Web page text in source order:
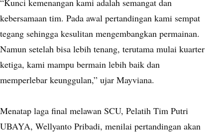
“Kunci kemenangan kami adalah semangat dan
kebersamaan tim. Pada awal pertandingan kami sempat
tegang sehingga kesulitan mengembangkan permainan.
Namun setelah bisa lebih tenang, terutama mulai kuarter
ketiga, kami mampu bermain lebih baik dan
memperlebar keunggulan,” ujar Mayviana.
Menatap laga final melawan SCU, Pelatih Tim Putri
UBAYA, Wellyanto Pribadi, menilai pertandingan akan